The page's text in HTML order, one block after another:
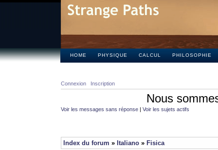
HOME PHYSIQUE CALCUL PHILOSOPHIE
Connexion Inscription
Nous
Voir les messages sans réponse | Voir les sujets actifs
Index du forum » Italiano » Fisica